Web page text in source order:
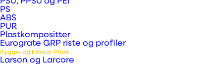
PS
ABS
PUR
Plastkompositter
Eurograte GRP riste og profiler
Bygge- og Interiør Plast
Larson og Larcore
verden som facade- og interiør
plader. Det kan man gøre fordi de
både er holdbare, nemme at